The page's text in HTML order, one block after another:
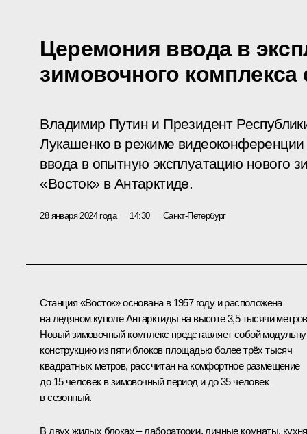
Церемония ввода в
зимовочного комплекса
Владимир Путин и Президент
Лукашенко в режиме
ввода в опытную эксплуатацию нового
«Восток» в Антарктиде.
28 января 2024 года 14:30 Санкт-Петербург
Станция «Восток» основана в 1957 году и расположена
на ледяном куполе Антарктиды на высоте 3,5 тысячи
Новый зимовочный комплекс представляет собой
конструкцию из пяти блоков площадью более трёх тысяч
квадратных метров, рассчитан на комфортное размещение
до 15 человек в зимовочный период и до 35 человек
в сезонный.
В двух жилых блоках – лаборатории, личные комнаты,